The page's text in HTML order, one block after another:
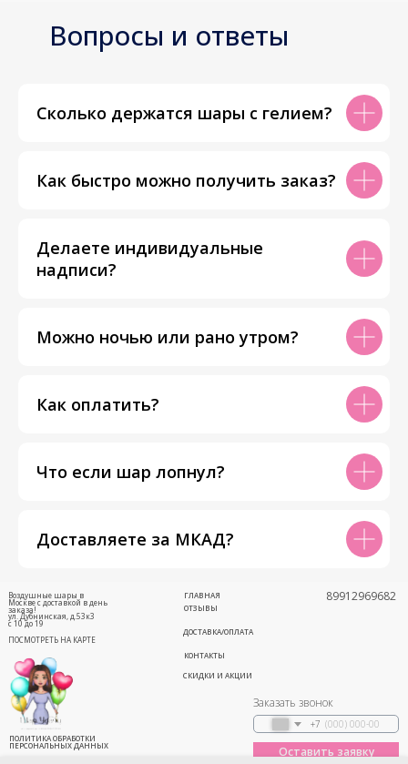
Вопросы и ответы
Сколько держатся шары с гелием?
Как быстро можно получить заказ?
Делаете индивидуальные
надписи?
Можно ночью или рано утром?
Как оплатить?
Что если шар лопнул?
Доставляете за МКАД?
ул. Дубнинская, д.53к3
с 10 до 19
ПОСМОТРЕТЬ НА КАРТЕ
ОТЗЫВЫ
ГЛАВНАЯ
ДОСТАВКА/ОПЛАТА
СКИДКИ И АКЦИИ
КОНТАКТЫ
89912969682
Воздушные шары в
Москве с доставкой в день
заказа!
Заказать звонок
+7
Оставить заявку
ПОЛИТИКА ОБРАБОТКИ
ПЕРСОНАЛЬНЫХ ДАННЫХ